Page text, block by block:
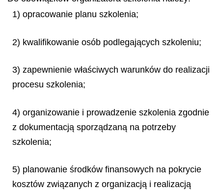
1) opracowanie planu szkolenia;
2) kwalifikowanie osób podlegających szkoleniu;
3) zapewnienie właściwych warunków do realizacji
procesu szkolenia;
4) organizowanie i prowadzenie szkolenia zgodnie
z dokumentacją sporządzaną na potrzeby
szkolenia;
5) planowanie środków finansowych na pokrycie
kosztów związanych z organizacją i realizacją